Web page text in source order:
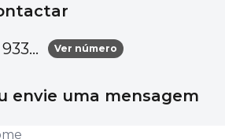
933...
Ver número
envie uma mensagem